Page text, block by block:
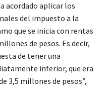
acordado aplicar los
del impuesto a la
que se inicia con rentas
de pesos. Es decir,
de tener una
inferior, que era
3,5 millones de pesos”,